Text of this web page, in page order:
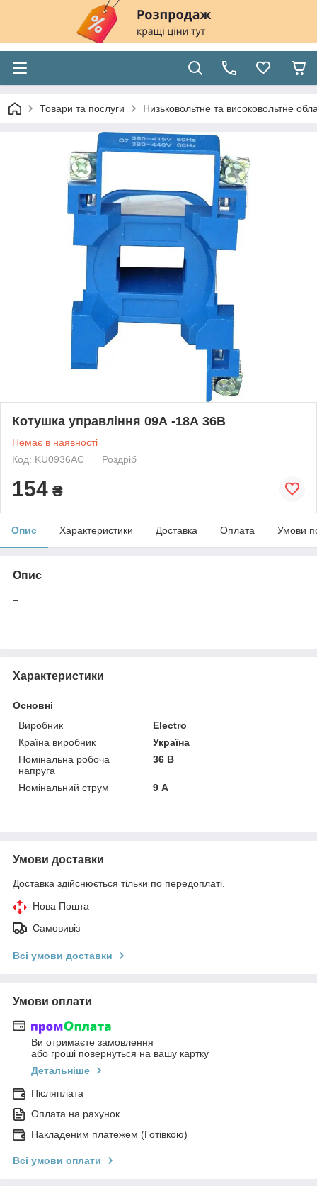
Товари та послуги Низьковольтне та високовольтне
Котушка управління 09А -18А 36В
Немає в наявності
Код: KU0936AC
Роздріб
154 ₴
Опис Характеристики Доставка Оплата Умови
Опис
–
Характеристики
Основні
Виробник
Electro
Країна виробник
Україна
Номінальна робоча
напруга
36 В
Номінальний струм 9 А
Умови доставки
Доставка здійснюється тільки по передоплаті.
Нова Пошта
Самовивіз
Всі умови доставки
Умови оплати
Ви отримаєте замовлення
або гроші повернуться на вашу картку
Детальніше
Післяплата
Оплата на рахунок
Накладеним платежем (Готівкою)
Всі умови оплати